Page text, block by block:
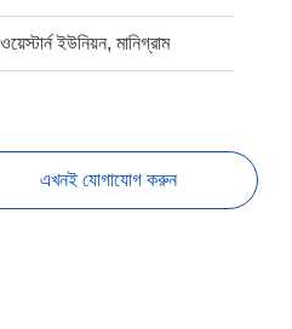
ইউনিয়ন, মানিগ্রাম
এখনই যোগাযোগ করুন